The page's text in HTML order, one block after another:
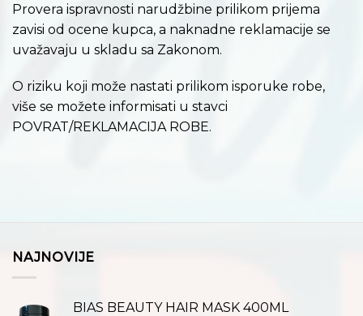
Provera ispravnosti narudžbine prilikom prijema
zavisi od ocene kupca, a naknadne reklamacije se
uvažavaju u skladu sa Zakonom.
O riziku koji može nastati prilikom isporuke robe,
više se možete informisati u stavci
POVRAT/REKLAMACIJA ROBE.
NAJNOVIJE
BIAS BEAUTY HAIR MASK 400ML